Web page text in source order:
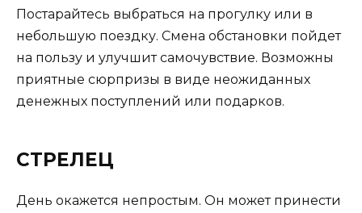
Постарайтесь выбраться на прогулку или в
небольшую поездку. Смена обстановки пойдет
на пользу и улучшит самочувствие. Возможны
приятные сюрпризы в виде неожиданных
денежных поступлений или подарков.
СТРЕЛЕЦ
День окажется непростым. Он может принести